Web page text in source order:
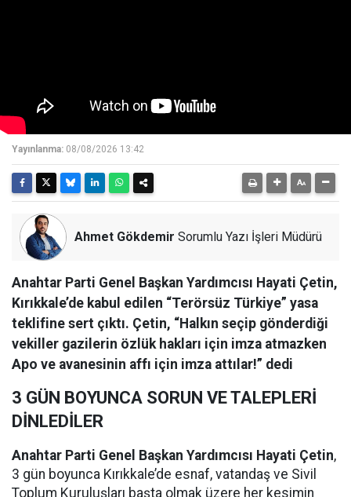
Yayınlanma: 08/08/2026 13:42
Ahmet Gökdemir Sorumlu Yazı İşleri Müdürü
Anahtar Parti Genel Başkan Yardımcısı Hayati Çetin,
Kırıkkale’de kabul edilen “Terörsüz Türkiye” yasa
teklifine sert çıktı. Çetin, “Halkın seçip gönderdiği
vekiller gazilerin özlük hakları için imza atmazken
Apo ve avanesinin affı için imza attılar!” dedi
3 GÜN BOYUNCA SORUN VE TALEPLERİ
DİNLEDİLER
Anahtar Parti Genel Başkan Yardımcısı Hayati Çetin,
3 gün boyunca Kırıkkale’de esnaf, vatandaş ve Sivil
Toplum Kuruluşları başta olmak üzere her kesimin